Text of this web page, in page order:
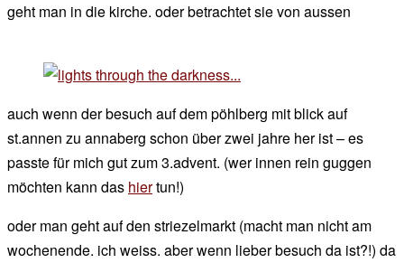
chef
geht man in die kirche. oder betrachtet sie von aussen
auch wenn der besuch auf dem pöhlberg mit blick auf
st.annen zu annaberg schon über zwei jahre her ist – es
passte für mich gut zum 3.advent. (wer innen rein guggen
möchten kann das hiertun!)
oder man geht auf den striezelmarkt (macht man nicht am
wochenende. ich weiss. aber wenn lieber besuch da ist?!) da